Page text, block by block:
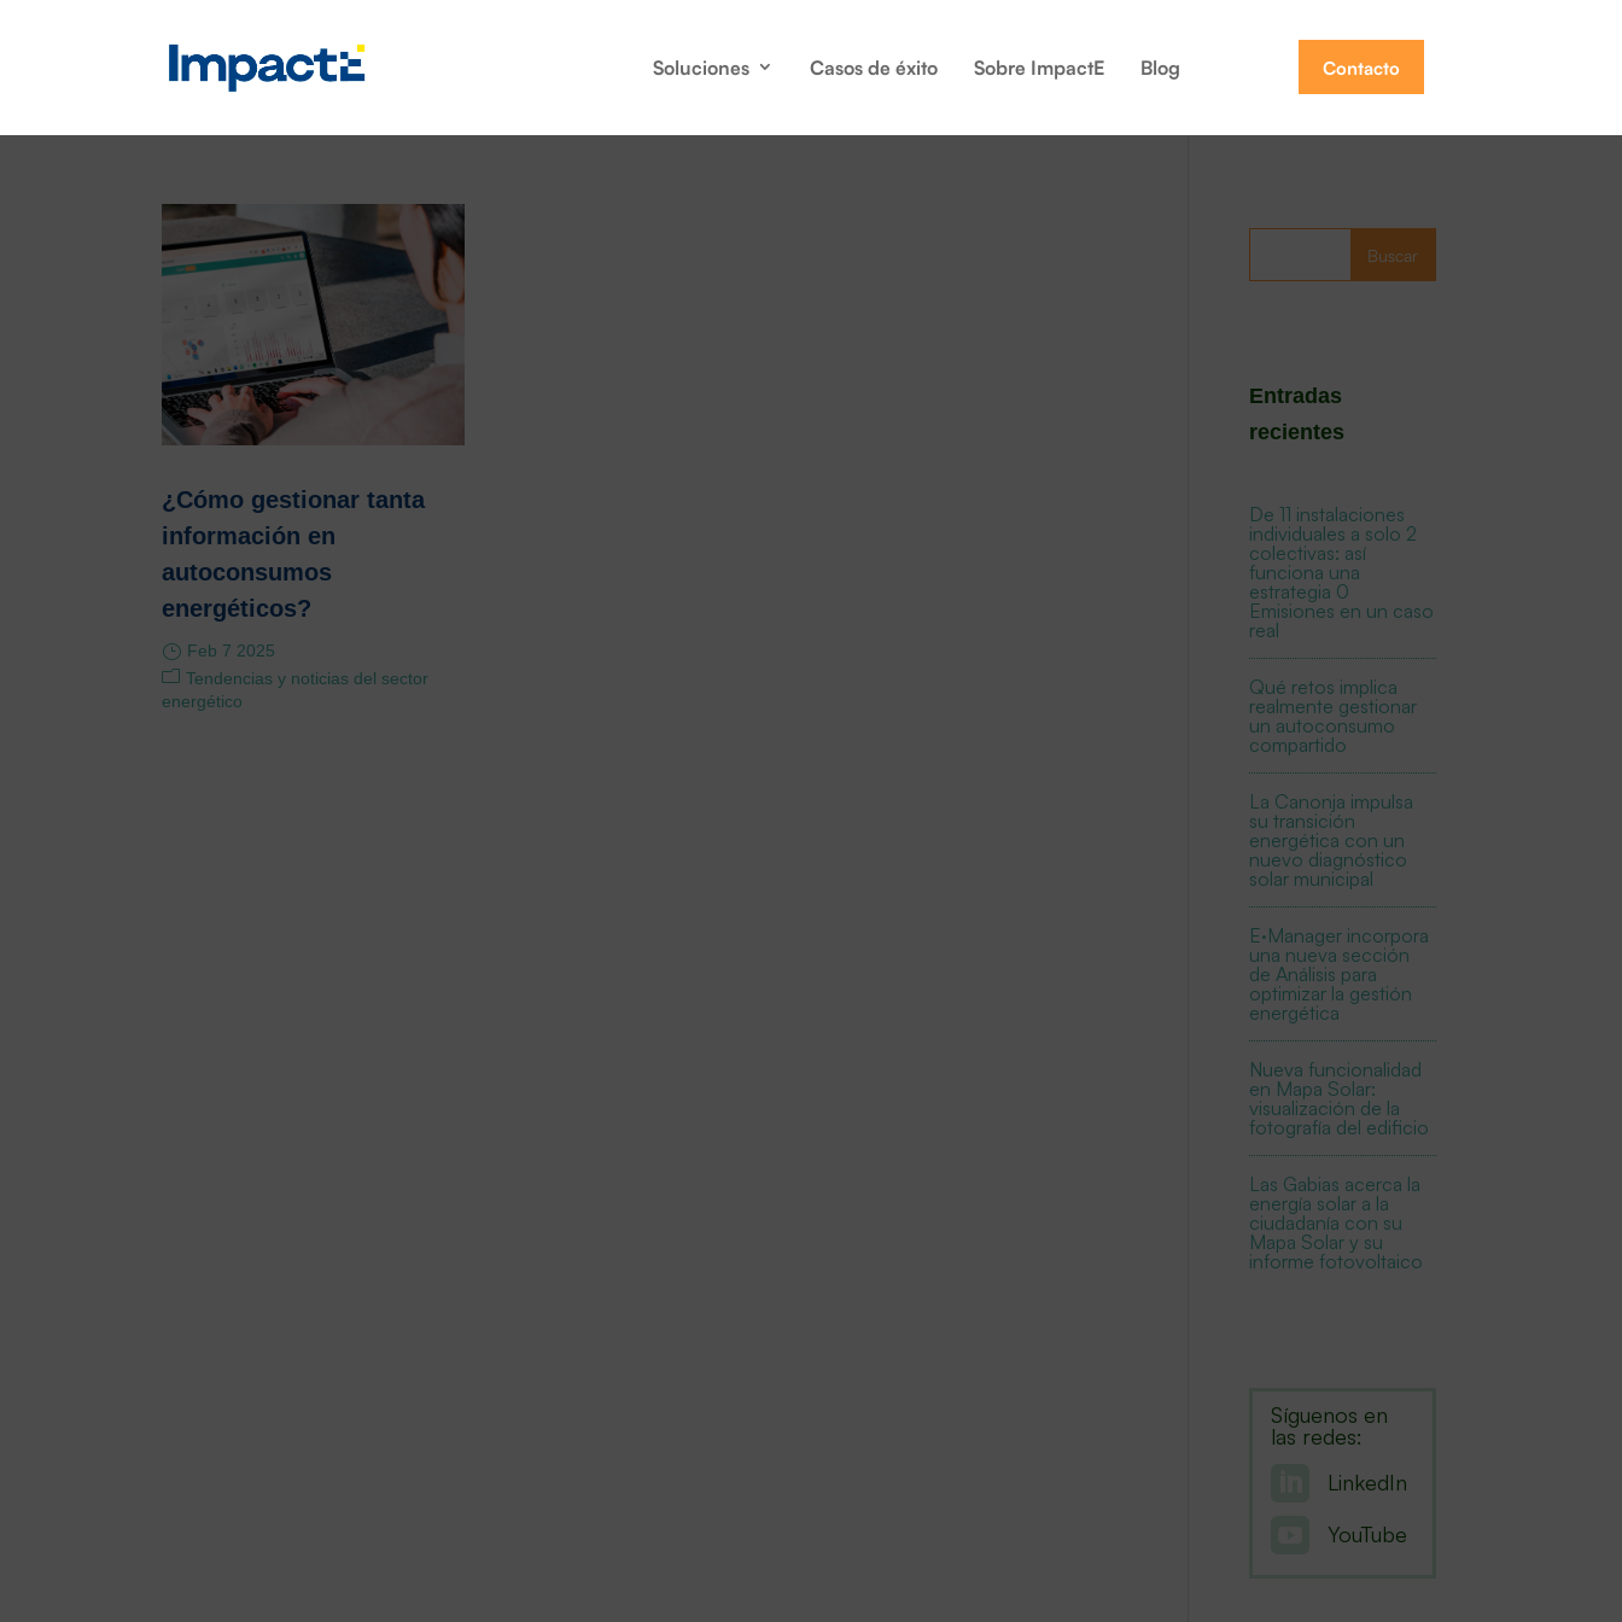
Soluciones Casos de éxito Sobre ImpactE Blog Contacto
¿Cómo gestionar tanta
información en
autoconsumos
energéticos?
Feb 7 2025
Tendencias y noticias del sector
energético
Buscar
Entradas
recientes
De 11 instalaciones
individuales a solo 2
colectivas: así
funciona una
estrategia 0
Emisiones en un caso
real
Qué retos implica
realmente gestionar
un autoconsumo
compartido
La Canonja impulsa
su transición
energética con un
nuevo diagnóstico
solar municipal
E·Manager incorpora
una nueva sección
de Análisis para
optimizar la gestión
energética
Nueva funcionalidad
en Mapa Solar:
visualización de la
fotografía del edificio
Las Gabias acerca la
energía solar a la
ciudadanía con su
Mapa Solar y su
informe fotovoltaico
Síguenos en
las redes:
LinkedIn
YouTube